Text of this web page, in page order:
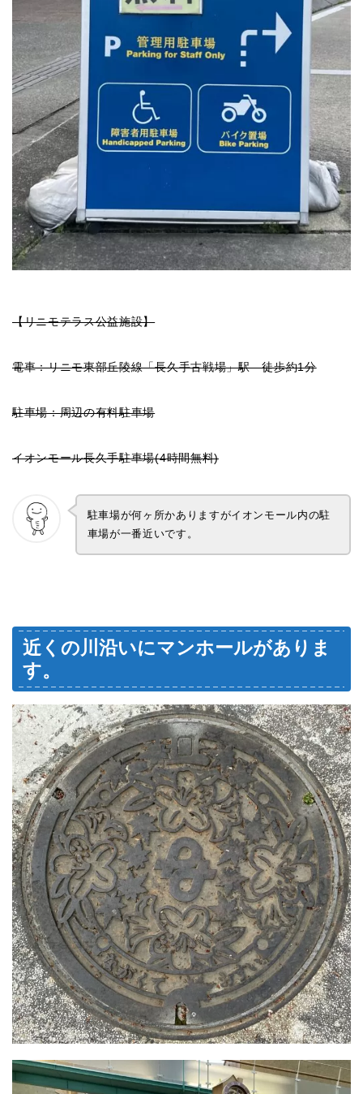
【リニモテラス公益施設】
電車：リニモ東部丘陵線「長久手古戦場」駅 徒歩約1分
駐車場：周辺の有料駐車場
イオンモール長久手駐車場(4時間無料)
駐車場が何ヶ所かありますがイオンモール内の駐
車場が一番近いです。
近くの川沿いにマンホールがありま
す。